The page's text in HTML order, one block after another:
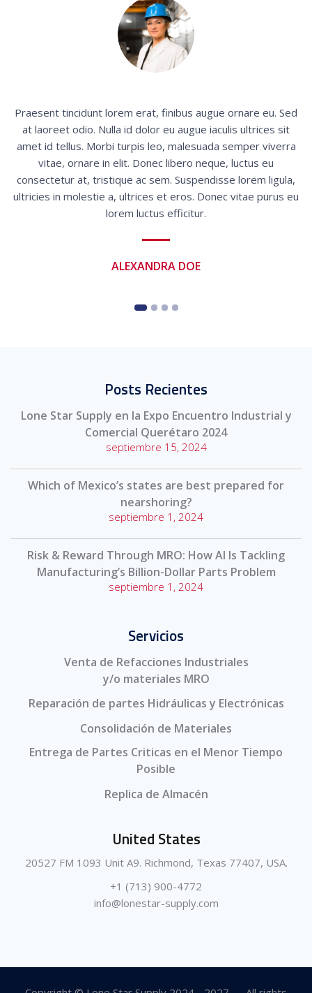
Praesent tincidunt lorem erat, finibus augue ornare eu. Sed
at laoreet odio. Nulla id dolor eu augue iaculis ultrices sit
amet id tellus. Morbi turpis leo, malesuada semper viverra
vitae, ornare in elit. Donec libero neque, luctus eu
consectetur at, tristique ac sem. Suspendisse lorem ligula,
ultricies in molestie a, ultrices et eros. Donec vitae purus eu
lorem luctus efficitur.
ALEXANDRA DOE
Posts Recientes
Lone Star Supply en la Expo Encuentro Industrial y
Comercial Querétaro 2024
septiembre 15, 2024
Which of Mexico’s states are best prepared for
nearshoring?
septiembre 1, 2024
Risk & Reward Through MRO: How AI Is Tackling
Manufacturing’s Billion-Dollar Parts Problem
septiembre 1, 2024
Servicios
Venta de Refacciones Industriales
y/o materiales MRO
Reparación de partes Hidráulicas y Electrónicas
Consolidación de Materiales
Entrega de Partes Criticas en el Menor Tiempo
Posible
Replica de Almacén
United States
20527 FM 1093 Unit A9. Richmond, Texas 77407, USA.
+1 (713) 900-4772
info@lonestar-supply.com